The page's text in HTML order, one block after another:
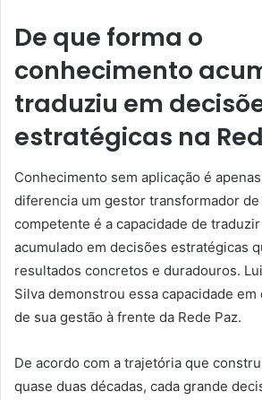
De que forma o
conhecimento
traduziu em
estratégicas na
Conhecimento sem aplicação é
diferencia um gestor transformador
competente é a capacidade de
acumulado em decisões estratégicas
resultados concretos e duradouros.
Silva demonstrou essa capacidade em
de sua gestão à frente da Rede Paz.
De acordo com a trajetória que
quase duas décadas, cada grande